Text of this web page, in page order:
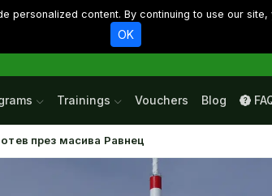
content. By continuing to use our
OK
Trainings Vouchers Blog
през масива Равнец